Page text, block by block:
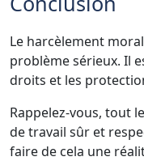
Le harcèlement
problème sérieux. Il
droits et les
Rappelez-vous, tout
de travail sûr et
faire de cela une